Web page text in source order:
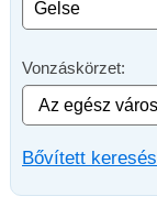
Vonzáskörzet:
Bővített keresés